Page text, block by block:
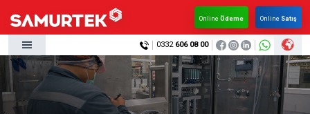
×
Anasayfa
Kurumsal
OnlineÖdeme Online Satış
0332 606 08 00
Kurumsal
Ürünlerimiz